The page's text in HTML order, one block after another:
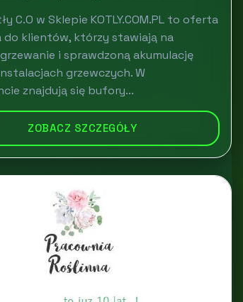
C.O w Sklepie KOTLY.COM.PL to oferta
do klientów, którzy stawiają na
i sprawdzoną akumulację
grzewczych. W
znajdują się bufory...
ZOBACZ SZCZEGÓŁY